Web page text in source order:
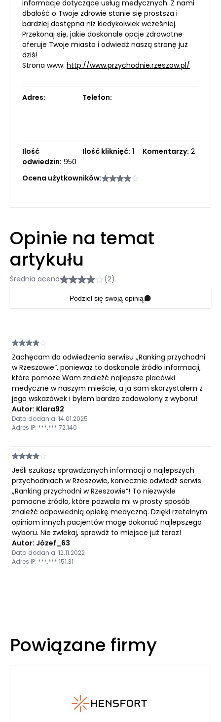
informacje dotyczące usług medycznych. Z nami
dbałość o Twoje zdrowie stanie się prostsza i
bardziej dostępna niż kiedykolwiek wcześniej.
Przekonaj się, jakie doskonałe opcje zdrowotne
oferuje Twoje miasto i odwiedź naszą stronę już
dziś!
Strona www: http://www.przychodnie.rzeszow.pl/
Adres: Telefon:
Ilość
odwiedzin: 950
Ilość kliknięć: 1 Komentarzy: 2
Ocena użytkowników:
Opinie na temat
artykułu
Średnia ocena (2)
Podziel się swoją opinią
Zachęcam do odwiedzenia serwisu „Ranking przychodni
w Rzeszowie”, ponieważ to doskonałe źródło informacji,
które pomoże Wam znaleźć najlepsze placówki
medyczne w naszym mieście, a ja sam skorzystałem z
jego wskazówek i byłem bardzo zadowolony z wyboru!
Autor: Klara92
Data dodania: 14.01.2025
Adres IP: ***.***.72.140
Jeśli szukasz sprawdzonych informacji o najlepszych
przychodniach w Rzeszowie, koniecznie odwiedź serwis
„Ranking przychodni w Rzeszowie”! To niezwykle
pomocne źródło, które pozwala mi w prosty sposób
znaleźć odpowiednią opiekę medyczną. Dzięki rzetelnym
opiniom innych pacjentów mogę dokonać najlepszego
wyboru. Nie zwlekaj, sprawdź to miejsce już teraz!
Autor: Józef_63
Data dodania: 12.11.2022
Adres IP: ***.***.151.31
Powiązane firmy